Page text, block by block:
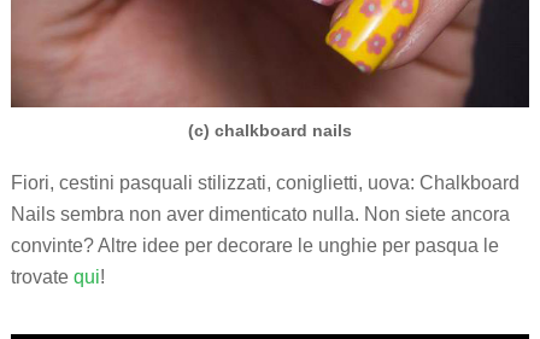
(c) chalkboard nails
Fiori, cestini pasquali stilizzati, coniglietti, uova: Chalkboard
Nails sembra non aver dimenticato nulla. Non siete ancora
convinte? Altre idee per decorare le unghie per pasqua le
trovate qui!